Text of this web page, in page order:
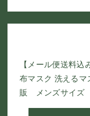
【メール便送料
布マスク 洗えるマ
販 メンズサイズ